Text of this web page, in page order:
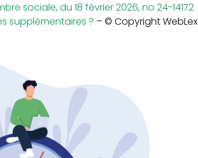
sociale, du 18 février 2026, no 24-14172
supplémentaires ? – © Copyright WebLex